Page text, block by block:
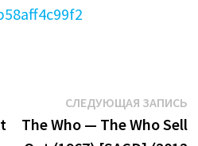
СЛЕДУЮЩАЯ ЗАПИСЬ
The Who — The Who Sell